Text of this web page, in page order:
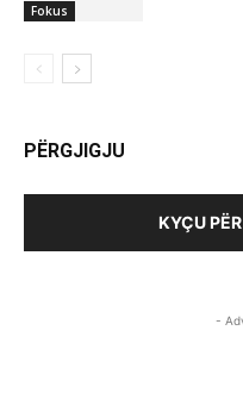
Fokus
PËRGJIGJU
KYÇU
-